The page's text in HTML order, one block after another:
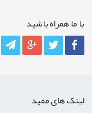
با ما همراه باشيد
لینک های مفید